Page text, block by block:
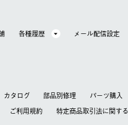
各種履歴 メール配信設定
カタログ 部品別修理 パーツ購入
ご利用規約 特定商品取引法に関す